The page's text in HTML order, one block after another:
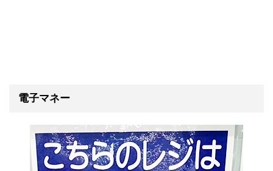
電子マネー